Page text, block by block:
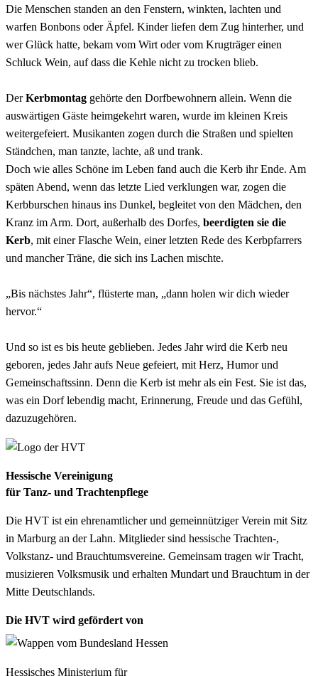
Die Menschen standen an den Fenstern, winkten, lachten und
warfen Bonbons oder Äpfel. Kinder liefen dem Zug hinterher, und
wer Glück hatte, bekam vom Wirt oder vom Krugträger einen
Schluck Wein, auf dass die Kehle nicht zu trocken blieb.
DerKerbmontag gehörte den Dorfbewohnern allein. Wenn die
auswärtigen Gäste heimgekehrt waren, wurde im kleinen Kreis
weitergefeiert. Musikanten zogen durch die Straßen und spielten
Ständchen, man tanzte, lachte, aß und trank.
Doch wie alles Schöne im Leben fand auch die Kerb ihr Ende. Am
späten Abend, wenn das letzte Lied verklungen war, zogen die
Kerbburschen hinaus ins Dunkel, begleitet von den Mädchen, den
Kranz im Arm. Dort, außerhalb des Dorfes, beerdigten sie die
Kerb, mit einer Flasche Wein, einer letzten Rede des Kerbpfarrers
und mancher Träne, die sich ins Lachen mischte.
„Bis nächstes Jahr“, flüsterte man, „dann holen wir dich wieder
hervor.“
Und so ist es bis heute geblieben. Jedes Jahr wird die Kerb neu
geboren, jedes Jahr aufs Neue gefeiert, mit Herz, Humor und
Gemeinschaftssinn. Denn die Kerb ist mehr als ein Fest. Sie ist das,
was ein Dorf lebendig macht, Erinnerung, Freude und das Gefühl,
dazuzugehören.
Hessische Vereinigung
für Tanz- und Trachtenpflege
Die HVT ist ein ehrenamtlicher und gemeinnütziger Verein mit Sitz
in Marburg an der Lahn. Mitglieder sind hessische Trachten-,
Volkstanz- und Brauchtumsvereine. Gemeinsam tragen wir Tracht,
musizieren Volksmusik und erhalten Mundart und Brauchtum in der
Mitte Deutschlands.
Die HVT wird gefördert von
Hessisches Ministerium für